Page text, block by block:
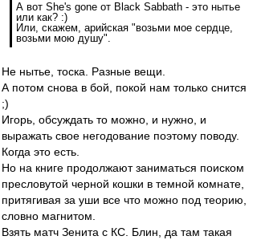
А вот She's gone от Black Sabbath - это нытье
или как? :)
Или, скажем, арийская "возьми мое сердце,
возьми мою душу".
Не нытье, тоска. Разные вещи.
А потом снова в бой, покой нам только снится
;)
Игорь, обсуждать то можно, и нужно, и
выражать свое негодование поэтому поводу.
Когда это есть.
Но на книге продолжают заниматься поиском
пресловутой черной кошки в темной комнате,
притягивая за уши все что можно под теорию,
словно магнитом.
Взять матч Зенита с КС. Блин, да там такая